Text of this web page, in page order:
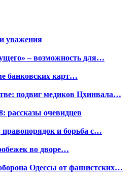
уважения
– возможность для…
банковских карт…
подвиг медиков Цхинвала…
рассказы очевидцев
правопорядок и борьба с…
во дворе…
Одессы от фашистских…